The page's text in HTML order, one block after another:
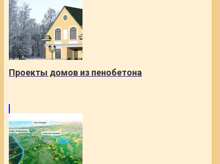
Проекты домов из пенобетона